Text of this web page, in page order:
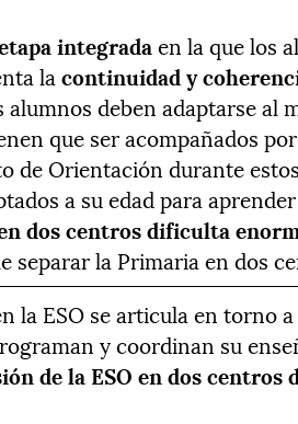
integradaen la que los
lacontinuidad y
alumnos deben adaptarse al
que ser acompañados
de Orientación durante
a su edad para
dos centros dificulta
separar la Primaria en dos
la ESO se articula en torno
y coordinan su
de la ESO en dos